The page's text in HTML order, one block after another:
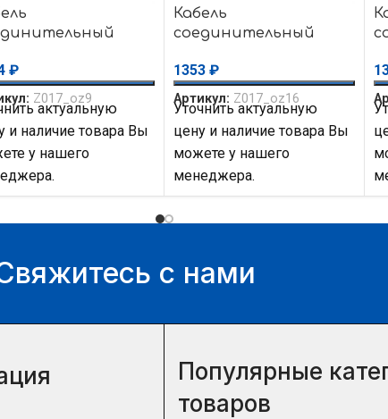
длина 1 м
₽
Z017_oz9
актуальную
и наличие товара Вы
у нашего
Кабель
соединительный
прямой BNC-50/W2 50
Ом папа, 20 см
1353 ₽
Артикул: Z017_oz16
Уточнить актуальную
цену и наличие товара Вы
можете у нашего
менеджера.
с нами
Популярные
товаров